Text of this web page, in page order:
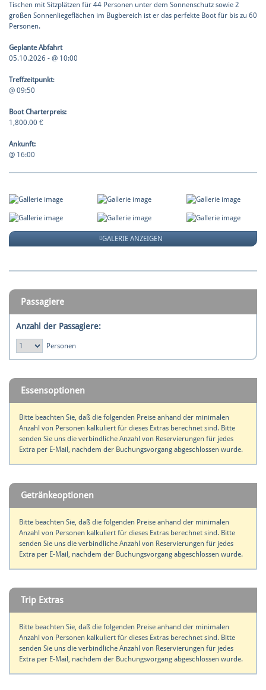
Tischen mit Sitzplätzen für 44 Personen unter dem Sonnenschutz sowie 2
großen Sonnenliegeflächen im Bugbereich ist er das perfekte Boot für bis zu 60
Personen.
Geplante Abfahrt
05.10.2026 - @ 10:00
Treffzeitpunkt:
@ 09:50
Boot Charterpreis:
1,800.00 €
Ankunft:
@ 16:00
GALERIE ANZEIGEN
Passagiere
Anzahl der Passagiere:
Personen
Essensoptionen
Bitte beachten Sie, daß die folgenden Preise anhand der minimalen
Anzahl von Personen kalkuliert für dieses Extras berechnet sind. Bitte
senden Sie uns die verbindliche Anzahl von Reservierungen für jedes
Extra per E-Mail, nachdem der Buchungsvorgang abgeschlossen wurde.
Getränkeoptionen
Bitte beachten Sie, daß die folgenden Preise anhand der minimalen
Anzahl von Personen kalkuliert für dieses Extras berechnet sind. Bitte
senden Sie uns die verbindliche Anzahl von Reservierungen für jedes
Extra per E-Mail, nachdem der Buchungsvorgang abgeschlossen wurde.
Trip Extras
Bitte beachten Sie, daß die folgenden Preise anhand der minimalen
Anzahl von Personen kalkuliert für dieses Extras berechnet sind. Bitte
senden Sie uns die verbindliche Anzahl von Reservierungen für jedes
Extra per E-Mail, nachdem der Buchungsvorgang abgeschlossen wurde.